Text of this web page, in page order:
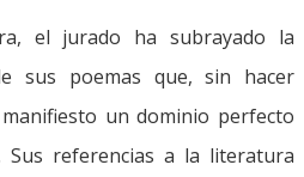
el jurado ha subrayado la
sus poemas que, sin hacer
un dominio perfecto
referencias a la literatura